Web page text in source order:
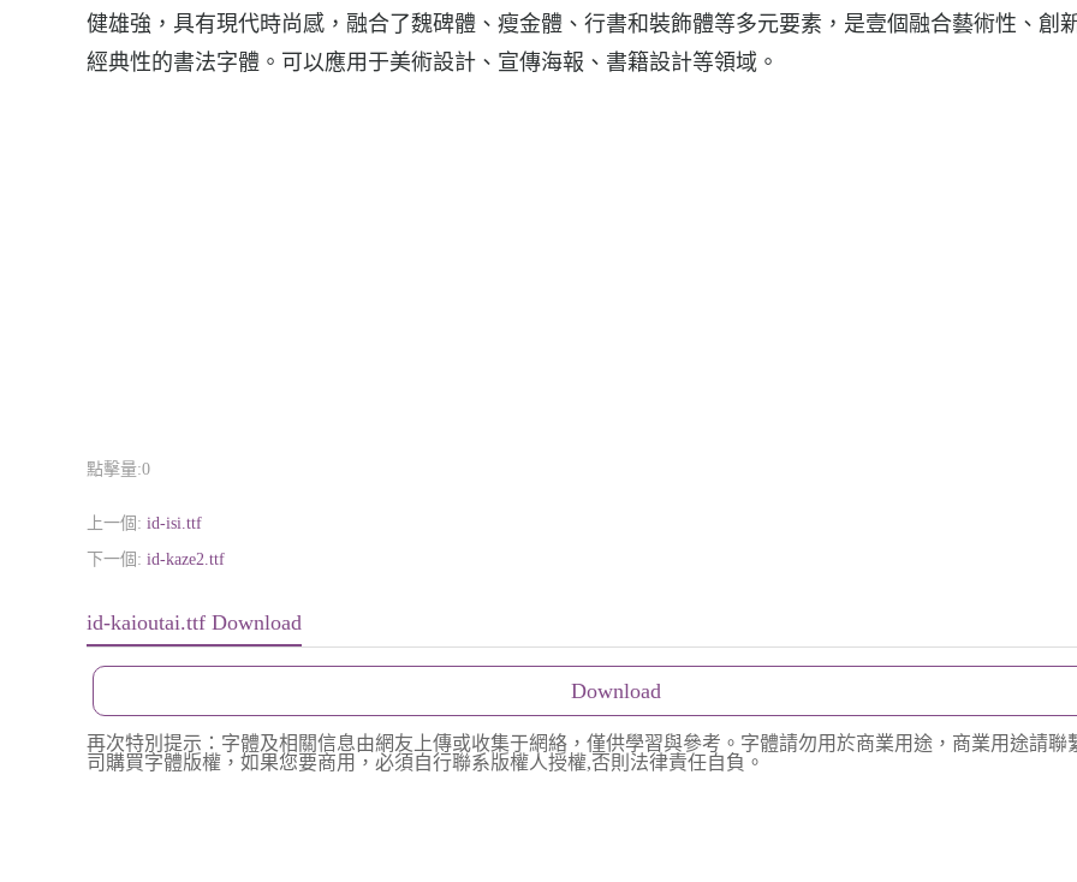
健雄強，具有現代時尚感，融合了魏碑體、瘦金體、行書和裝飾體等多元要素，是壹個融合藝術性、創
經典性的書法字體。可以應用于美術設計、宣傳海報、書籍設計等領域。
點擊量:0
上一個: id-isi.ttf
下一個: id-kaze2.ttf
id-kaioutai.ttf Download
Download
再次特別提示：字體及相關信息由網友上傳或收集于網絡，僅供學習與參考。字體請勿用於商業用途，商業用途請聯
司購買字體版權，如果您要商用，必須自行聯系版權人授權,否則法律責任自負。